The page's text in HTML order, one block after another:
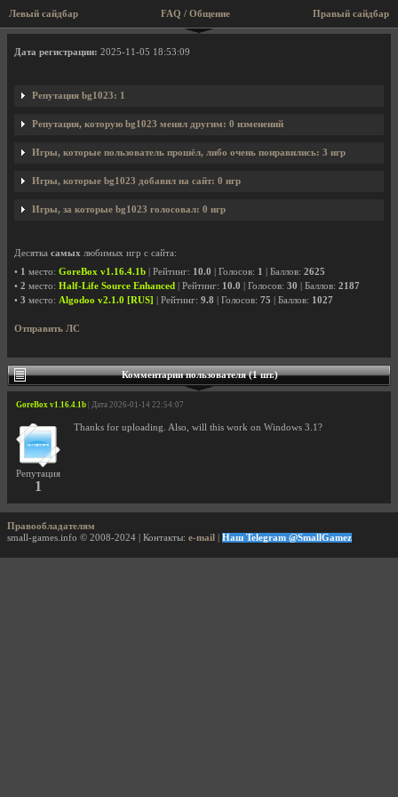
Левый сайдбар Правый сайдбар
FAQ / Общение
Профиль пользователя bg1023
Дата регистрации: 2025-11-05 18:53:09
Репутация bg1023: 1
Репутация, которую bg1023 менял другим: 0 изменений
Игры, которые пользователь прошёл, либо очень понравились: 3 игр
Игры, которые bg1023 добавил на сайт: 0 игр
Игры, за которые bg1023 голосовал: 0 игр
Десятка самых любимых игр с сайта:
• 1 место: GoreBox v1.16.4.1b | Рейтинг: 10.0 | Голосов: 1 | Баллов: 2625
• 2 место: Half-Life Source Enhanced | Рейтинг: 10.0 | Голосов: 30 | Баллов: 2187
• 3 место: Algodoo v2.1.0 [RUS] | Рейтинг: 9.8 | Голосов: 75 | Баллов: 1027
Отправить ЛС
Комментарии пользователя (1 шт.)
GoreBox v1.16.4.1b | Дата 2026-01-14 22:54:07
Репутация
1
Thanks for uploading. Also, will this work on Windows 3.1?
Правообладателям
small-games.info © 2008-2024 | Контакты: e-mail Наш Telegram @SmallGamez